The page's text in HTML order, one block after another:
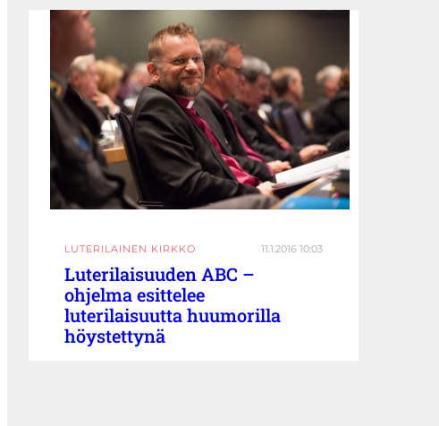
LUTERILAINEN KIRKKO 11.1.2016 10:03
Luterilaisuuden ABC –
ohjelma esittelee
luterilaisuutta huumorilla
höystettynä